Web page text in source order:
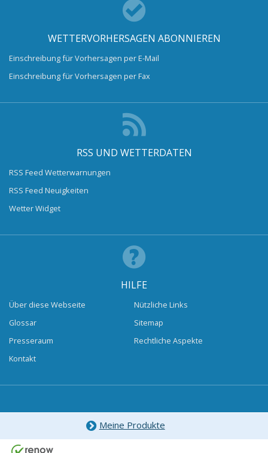
WETTERVORHERSAGEN ABONNIEREN
Einschreibung für Vorhersagen per E-Mail
Einschreibung für Vorhersagen per Fax
RSS UND WETTERDATEN
RSS Feed Wetterwarnungen
RSS Feed Neuigkeiten
Wetter Widget
HILFE
Über diese Webseite
Glossar
Presseraum
Kontakt
Nützliche Links
Sitemap
Rechtliche Aspekte
Meine Produkte